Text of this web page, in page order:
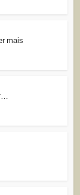
mais